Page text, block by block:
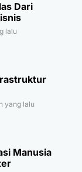
Dari
lalu
yang lalu
Manusia